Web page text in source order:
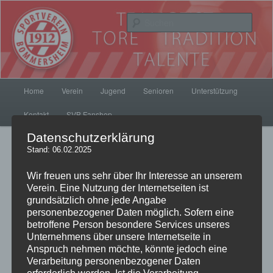
Inhalt
wechseln
SV Bommersheim 1912
Home Verein Jugend Senioren Unterstützung
Kontakt SVB Fanshop
Beitrags-
←Zurück
Teamgeister gesucht!
Veröffentlicht am21. Oktober 2011vonpillepalle
Unterstützen Sie den SV Bommersheim aus seiner finanziell
Datenschutzerklärung
Stand: 06.02.2025
Wir freuen uns sehr über Ihr Interesse an unserem
Verein. Eine Nutzung der Internetseiten ist
grundsätzlich ohne jede Angabe
personenbezogener Daten möglich. Sofern eine
betroffene Person besondere Services unseres
Unternehmens über unsere Internetseite in
Anspruch nehmen möchte, könnte jedoch eine
Verarbeitung personenbezogener Daten